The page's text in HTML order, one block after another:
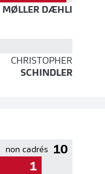
MØLLER DÆHLI
CHRISTOPHER
SCHINDLER
10
non cadrés
1